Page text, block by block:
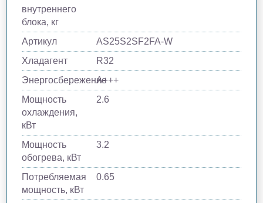
внутреннего
блока, кг
Артикул
AS25S2SF2FA-W
Хладагент
R32
ЭнергосбережениеA+++
Мощность
охлаждения,
кВт
2.6
Мощность
обогрева, кВт
3.2
Потребляемая
мощность, кВт
0.65